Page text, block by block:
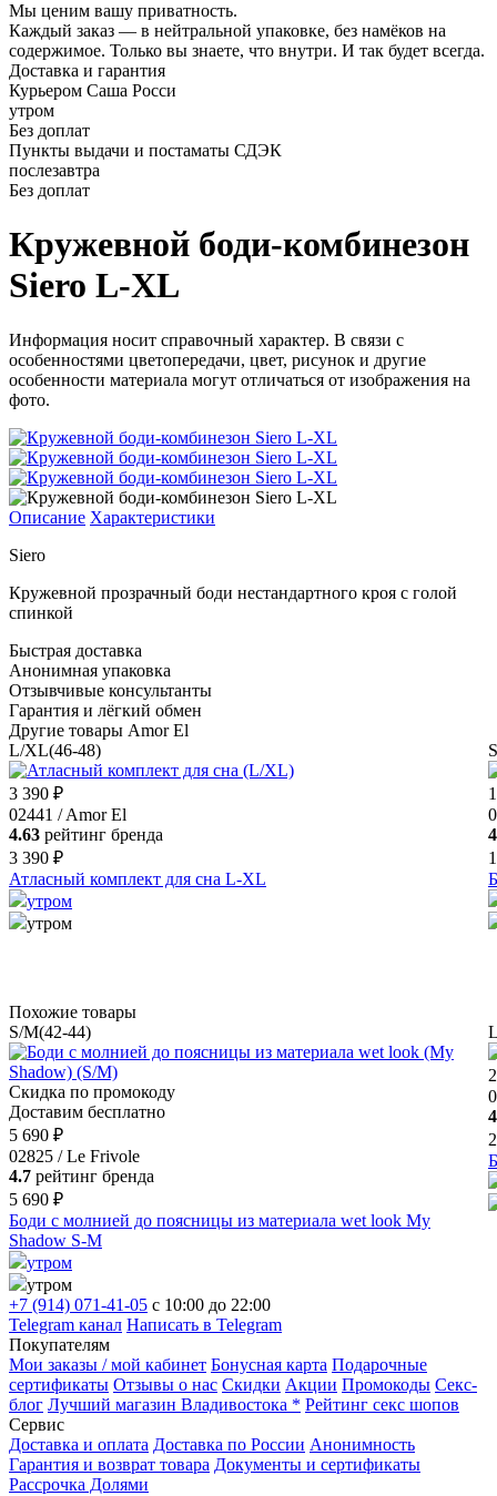
Мы ценим вашу приватность.
Каждый заказ — в нейтральной упаковке, без намёков на
содержимое. Только вы знаете, что внутри. И так будет всегда.
Доставка и гарантия
Курьером Саша Росси
утром
Без доплат
Пункты выдачи и постаматы СДЭК
послезавтра
Без доплат
Кружевной боди-комбинезон
Siero L-XL
Информация носит справочный характер. В связи с
особенностями цветопередачи, цвет, рисунок и другие
особенности материала могут отличаться от изображения на
фото.
Описание Характеристики
Siero
Кружевной прозрачный боди нестандартного кроя с голой
спинкой
Быстрая доставка
Анонимная упаковка
Отзывчивые консультанты
Гарантия и лёгкий обмен
Другие товары Amor El
L/XL(46-48)
3 390 ₽
02441 / Amor El
4.63 рейтинг бренда
3 390 ₽
Атласный комплект для сна L-XL
утром
утром
Похожие товары
S/M(42-44)
Скидка по промокоду
Доставим бесплатно
5 690 ₽
02825 / Le Frivole
4.7 рейтинг бренда
5 690 ₽
Боди с молнией до поясницы из материала wet look My
Shadow S-M
утром
утром
+7 (914) 071-41-05 c 10:00 до 22:00
Telegram канал Написать в Telegram
Покупателям
Мои заказы / мой кабинет Бонусная карта Подарочные
сертификаты Отзывы о нас Скидки Акции Промокоды Секс-
блог Лучший магазин Владивостока * Рейтинг секс шопов
Сервис
Доставка и оплата Доставка по России Анонимность
Гарантия и возврат товара Документы и сертификаты
Рассрочка Долями